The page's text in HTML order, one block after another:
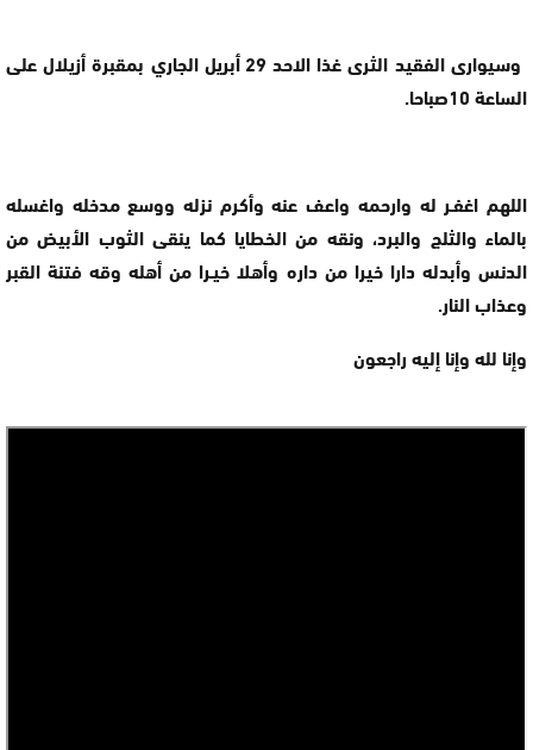
وسيوارى الفقيد الثرى غذا الاحد 29 أبريل الجاري بمقبرة أزيلال على
الساعة 10صباحا.
اللهم اغفـر له وارحمه واعف عنه وأكرم نزله ووسع مدخله واغسله
بالماء والثلج والبرد، ونقه من الخطايا كما ينقى الثوب الأبيض من
الدنس وأبدله دارا خيرا من داره وأهلا خيـرا من أهله وقه فتنة القبر
وعذاب النار.
وإنا لله وإنا إليه راجعون